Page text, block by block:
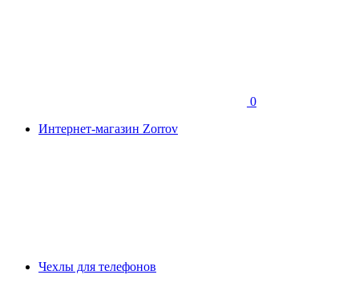
0
Интернет-магазин Zorrov
Чехлы для телефонов